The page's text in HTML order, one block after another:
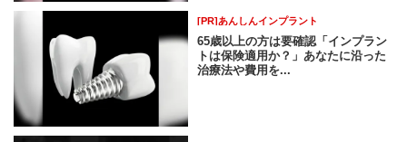
[PR]あんしんインプラント
65歳以上の方は要確認「インプラン
トは保険適用か？」あなたに沿った
治療法や費用を...